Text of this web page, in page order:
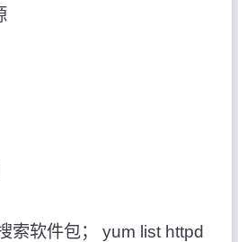
索软件包； yum list httpd